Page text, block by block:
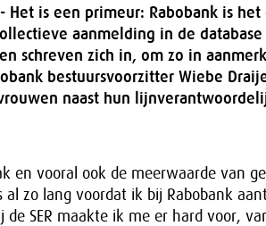
Het is een primeur: Rabobank is
aanmelding in de
schreven zich in, om zo in
bestuursvoorzitter Wiebe
naast hun
en vooral ook de meerwaarde van
al zo lang voordat ik bij Rabobank
de SER maakte ik me er hard voor,